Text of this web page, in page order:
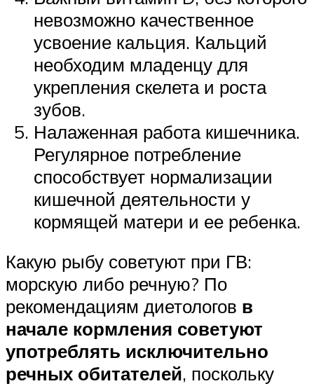
невозможно качественное
усвоение кальция. Кальций
необходим младенцу для
укрепления скелета и роста
зубов.
Налаженная работа кишечника.
Регулярное потребление
способствует нормализации
кишечной деятельности у
кормящей матери и ее ребенка.
Какую рыбу советуют при ГВ:
морскую либо речную? По
рекомендациям диетологов в
начале кормления советуют
употреблять исключительно
речных обитателей, поскольку